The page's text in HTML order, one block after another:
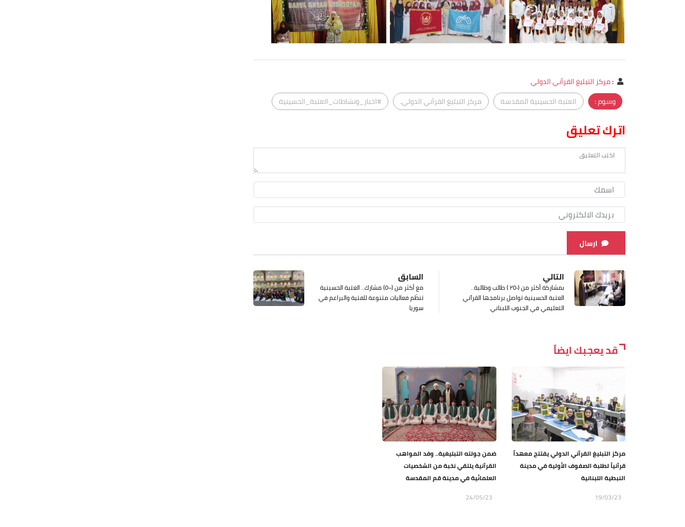
:مركز التبليغ القرآني الدولي
وسوم :
العتبة الحسينية المقدسة مركز التبليغ القرآني الدولي. #اخبار_ونشاطات_العتبة_الحسينية
اترك تعليق
ارسال
السابق
مع أكثر من (٥٠٠) مشارك.. العتبة الحسينية
تنظّم فعاليات متنوعة للفتية والبراعم في
سوريا
التالي
بمشاركة أكثر من (٢٥٠ ) طالب وطالبة..
العتبة الحسينية تواصل برنامجها القرآني
التعليمي في الجنوب اللبناني
قد يعجبك ايضاً
مركز التبليغ القرآني الدولي يفتتح معهداً
قرآنياً لطلبة الصفوف الأولية في مدينة
النبطية اللبنانية
19/03/23
ضمن جولته التبليغية.. وفد المواهب
القرآنية يلتقي نخبة من الشخصيات
العلمائية في مدينة قم المقدسة
24/05/23